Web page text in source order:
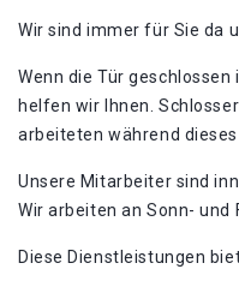
Wir sind immer für Sie da
Wenn die Tür
helfen wir Ihnen.
arbeiteten während
Unsere Mitarbeiter sind
Wir arbeiten an Sonn- und
Diese Dienstleistungen